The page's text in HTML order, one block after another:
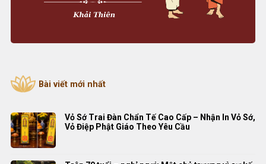
Bài viết mới nhất
Vỏ Sớ Trai Đàn Chẩn Tế Cao Cấp – Nhận In Vỏ Sớ,
Vỏ Điệp Phật Giáo Theo Yêu Cầu